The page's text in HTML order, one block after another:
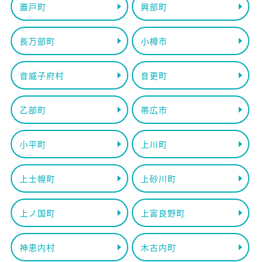
置戸町 興部町
長万部町 小樽市
音威子府村 音更町
乙部町 帯広市
小平町 上川町
上士幌町 上砂川町
上ノ国町 上富良野町
神恵内村 木古内町